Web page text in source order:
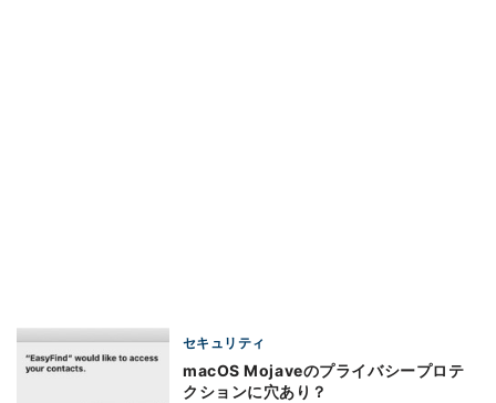
セキュリティ
macOS Mojaveのプライバシープロテ
クションに穴あり？